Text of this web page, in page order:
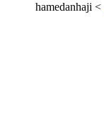
>
hamedanhaji